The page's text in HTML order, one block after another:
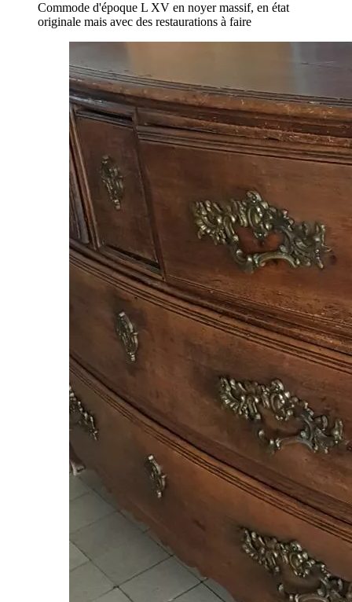
Commode d'époque L XV en noyer massif, en état
originale mais avec des restaurations à faire